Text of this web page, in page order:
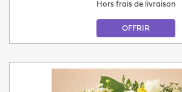
Hors frais de livraison
OFFRIR